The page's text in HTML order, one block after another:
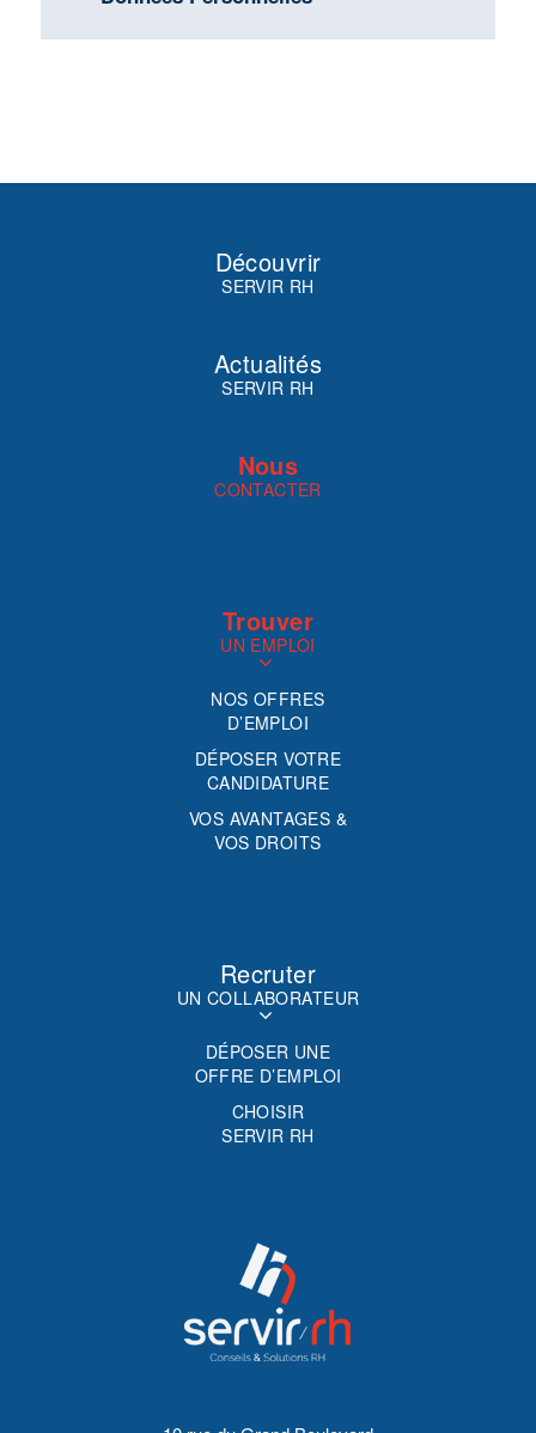
Découvrir
SERVIR RH
Actualités
SERVIR RH
Nous
CONTACTER
Trouver
UN EMPLOI
NOS OFFRES
D’EMPLOI
DÉPOSER VOTRE
CANDIDATURE
VOS AVANTAGES &
VOS DROITS
Recruter
UN COLLABORATEUR
DÉPOSER UNE
OFFRE D’EMPLOI
CHOISIR
SERVIR RH